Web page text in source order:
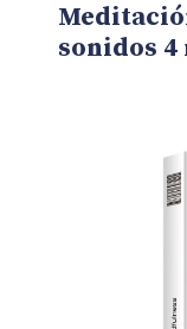
sonidos 4